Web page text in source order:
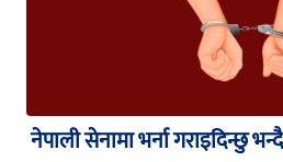
नेपाली सेनामा भर्ना गराइदिन्छु